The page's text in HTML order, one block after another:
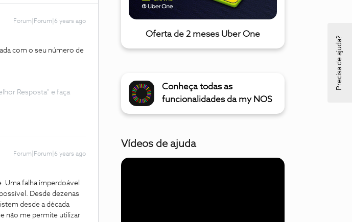
Forum|Forum|6 years ago
com o seu número de
Resposta" e faça
Forum|Forum|6 years ago
Uma falha imperdoável
Desde dezenas
desde a década
não me permite utilizar
Oferta de 2 meses Uber One
Conheça todas as
funcionalidades da my NOS
Vídeos de ajuda
Precisa de ajuda?